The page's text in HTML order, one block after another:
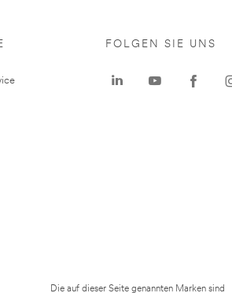
FOLGEN SIE UNS
Die auf dieser Seite genannten Marken sind